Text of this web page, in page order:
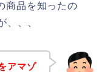
商品を知ったの
、、、
アマゾ